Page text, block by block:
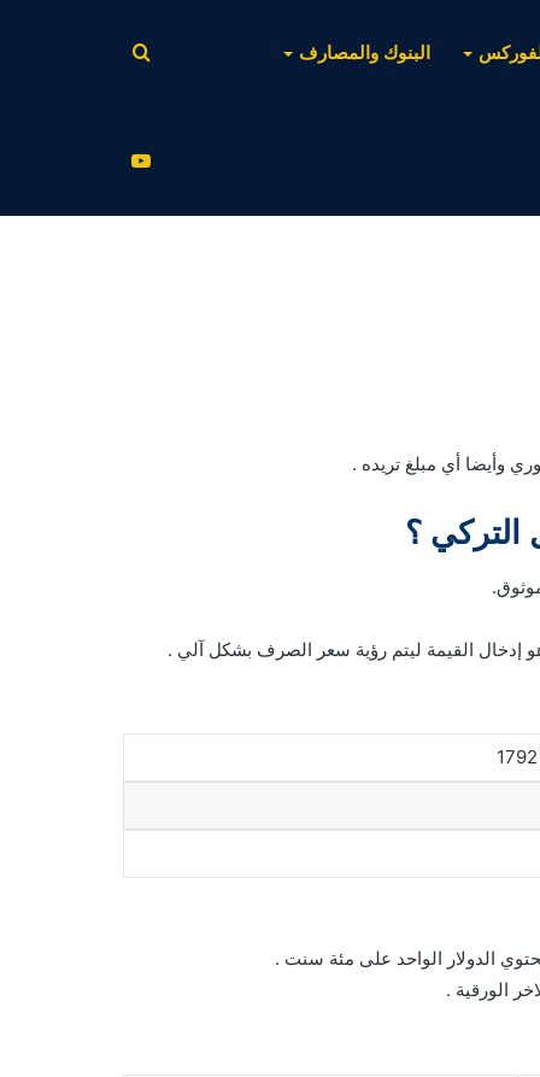
البنوك والمصارف
عن
وأيضا أي مبلغ تريده .
التركي ؟
إدخال القيمة ليتم رؤية سعر الصرف بشكل آلي .
الدولار الواحد على مئة سنت .
الورقية .